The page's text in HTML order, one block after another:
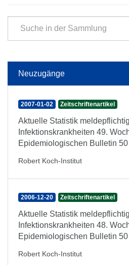
Neuzugänge
2007-01-02 Zeitschriftenartikel
Aktuelle Statistik
Infektionskrankheiten 49.
Epidemiologischen Bulletin
Robert Koch-Institut
2006-12-20 Zeitschriftenartikel
Aktuelle Statistik
Infektionskrankheiten 48.
Epidemiologischen Bulletin
Robert Koch-Institut